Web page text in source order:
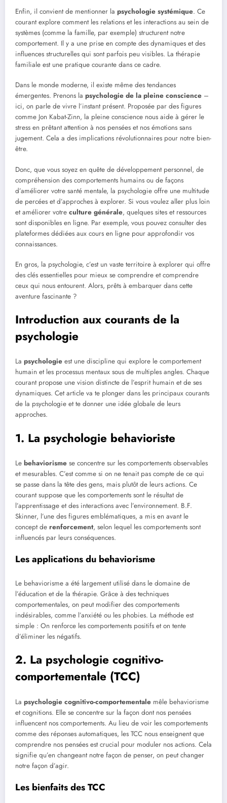
Enfin, il convient de mentionner la psychologie systémique. Ce
courant explore comment les relations et les interactions au sein de
systèmes (comme la famille, par exemple) structurent notre
comportement. Il y a une prise en compte des dynamiques et des
influences structurelles qui sont parfois peu visibles. La thérapie
familiale est une pratique courante dans ce cadre.
Dans le monde moderne, il existe même des tendances
émergentes. Prenons la psychologie de la pleine conscience –
ici, on parle de vivre l’instant présent. Proposée par des figures
comme Jon Kabat-Zinn, la pleine conscience nous aide à gérer le
stress en prêtant attention à nos pensées et nos émotions sans
jugement. Cela a des implications révolutionnaires pour notre bien-
être.
Donc, que vous soyez en quête de développement personnel, de
compréhension des comportements humains ou de façons
d’améliorer votre santé mentale, la psychologie offre une multitude
de percées et d’approches à explorer. Si vous voulez aller plus loin
et améliorer votre culture générale, quelques sites et ressources
sont disponibles en ligne. Par exemple, vous pouvez consulter des
plateformes dédiées aux cours en ligne pour approfondir vos
connaissances.
En gros, la psychologie, c’est un vaste territoire à explorer qui offre
des clés essentielles pour mieux se comprendre et comprendre
ceux qui nous entourent. Alors, prêts à embarquer dans cette
aventure fascinante ?
Introduction aux courants de la
psychologie
La psychologie est une discipline qui explore le comportement
humain et les processus mentaux sous de multiples angles. Chaque
courant propose une vision distincte de l’esprit humain et de ses
dynamiques. Cet article va te plonger dans les principaux courants
de la psychologie et te donner une idée globale de leurs
approches.
1. La psychologie behavioriste
Le behaviorisme se concentre sur les comportements observables
et mesurables. C’est comme si on ne tenait pas compte de ce qui
se passe dans la tête des gens, mais plutôt de leurs actions. Ce
courant suppose que les comportements sont le résultat de
l’apprentissage et des interactions avec l’environnement. B.F.
Skinner, l’une des figures emblématiques, a mis en avant le
concept de renforcement, selon lequel les comportements sont
influencés par leurs conséquences.
Les applications du behaviorisme
Le behaviorisme a été largement utilisé dans le domaine de
l’éducation et de la thérapie. Grâce à des techniques
comportementales, on peut modifier des comportements
indésirables, comme l’anxiété ou les phobies. La méthode est
simple : On renforce les comportements positifs et on tente
d’éliminer les négatifs.
2. La psychologie cognitivo-
comportementale (TCC)
La psychologie cognitivo-comportementale mêle behaviorisme
et cognitions. Elle se concentre sur la façon dont nos pensées
influencent nos comportements. Au lieu de voir les comportements
comme des réponses automatiques, les TCC nous enseignent que
comprendre nos pensées est crucial pour moduler nos actions. Cela
signifie qu’en changeant notre façon de penser, on peut changer
notre façon d’agir.
Les bienfaits des TCC